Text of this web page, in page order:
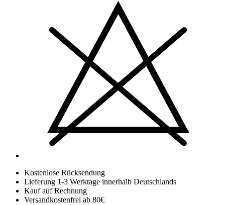
Kostenlose Rücksendung
Lieferung 1-3 Werktage innerhalb Deutschlands
Kauf auf Rechnung
Versandkostenfrei ab 80€